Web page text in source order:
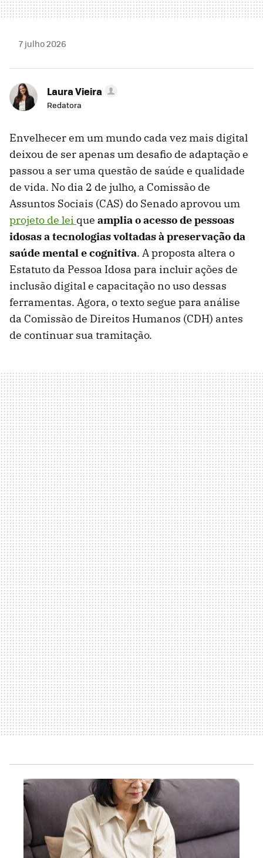
7 julho 2026
Laura Vieira
Redatora
Envelhecer em um mundo cada vez mais digital
deixou de ser apenas um desafio de adaptação e
passou a ser uma questão de saúde e qualidade
de vida. No dia 2 de julho, a Comissão de
Assuntos Sociais (CAS) do Senado aprovou um
projeto de lei que amplia o acesso de pessoas
idosas a tecnologias voltadas à preservação da
saúde mental e cognitiva. A proposta altera o
Estatuto da Pessoa Idosa para incluir ações de
inclusão digital e capacitação no uso dessas
ferramentas. Agora, o texto segue para análise
da Comissão de Direitos Humanos (CDH) antes
de continuar sua tramitação.